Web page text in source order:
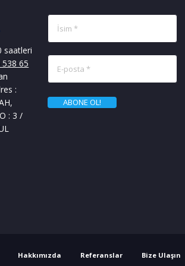
saatleri
65
:
: 3 /
Hakkımızda Referanslar Bize Ulaşın